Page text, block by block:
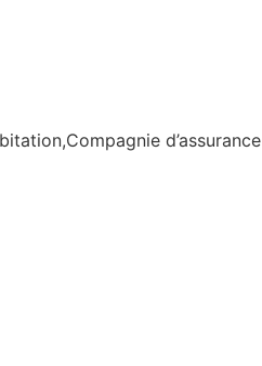
d’assurance